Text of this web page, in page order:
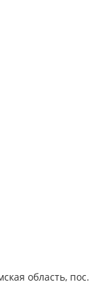
область, пос.